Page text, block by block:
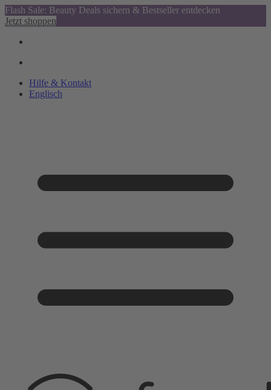
Flash Sale: Beauty Deals sichern & Bestseller entdecken
Jetzt shoppen
Hilfe & Kontakt
Englisch